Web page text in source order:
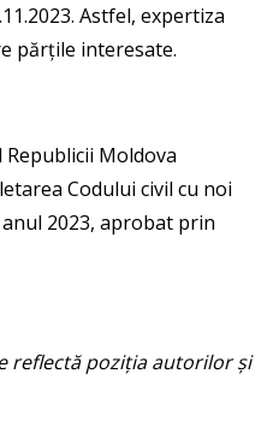
Astfel, expertiza
părțile interesate.
Moldova
Codului civil cu noi
2023, aprobat prin
reflectă poziția autorilor și